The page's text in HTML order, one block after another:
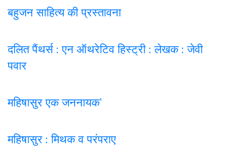
बहुजन साहित्य की प्रस्तावना
दलित पैंथर्स : एन ऑथरेटिव हिस्ट्री : लेखक : जेवी
पवार
महिषासुर एक जननायक’
महिषासुर : मिथक व परंपराए